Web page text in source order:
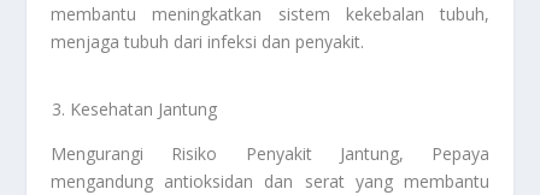
membantu meningkatkan sistem kekebalan tubuh,
menjaga tubuh dari infeksi dan penyakit.
Kesehatan Jantung
Mengurangi Risiko Penyakit Jantung, Pepaya
mengandung antioksidan dan serat yang membantu